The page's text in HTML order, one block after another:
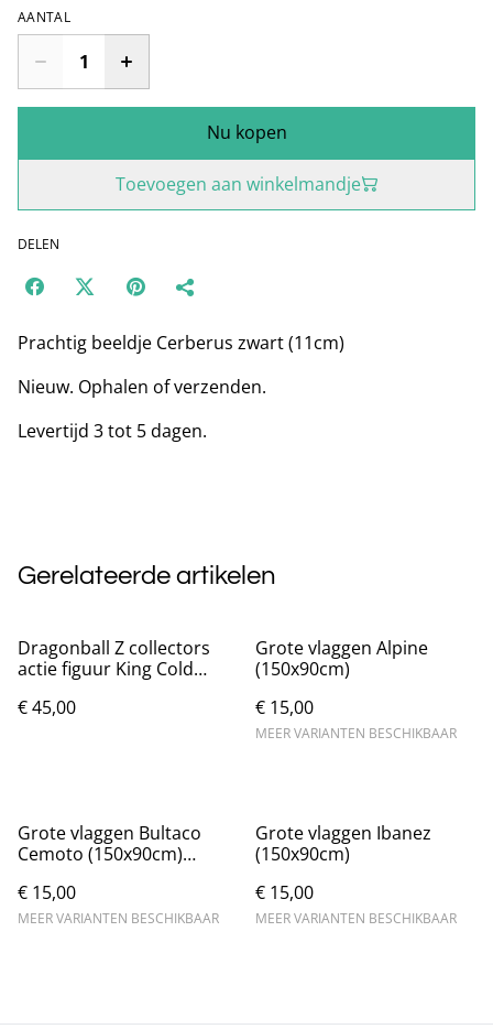
AANTAL
Nu kopen
Toevoegen aan winkelmandje
DELEN
Prachtig beeldje Cerberus zwart (11cm)
Nieuw. Ophalen of verzenden.
Levertijd 3 tot 5 dagen.
Gerelateerde artikelen
Dragonball Z collectors
actie figuur King Cold
€ 45,00
Grote vlaggen Alpine
(150x90cm)
€ 15,00
MEER VARIANTEN BESCHIKBAAR
Grote vlaggen Bultaco
Cemoto (150x90cm)
€ 15,00
MEER VARIANTEN BESCHIKBAAR
Grote vlaggen Ibanez
(150x90cm)
€ 15,00
MEER VARIANTEN BESCHIKBAAR